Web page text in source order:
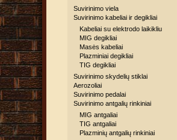
Suvirinimo viela
Suvirinimo kabeliai ir degikliai
Kabeliai su elektrodo laikikliu
MIG degikliai
Masės kabeliai
Plazminiai degikliai
TIG degikliai
Suvirinimo skydelių stiklai
Aerozoliai
Suvirinimo pedalai
Suvirinimo antgalių rinkiniai
MIG antgaliai
TIG antgaliai
Plazminių antgalių rinkiniai